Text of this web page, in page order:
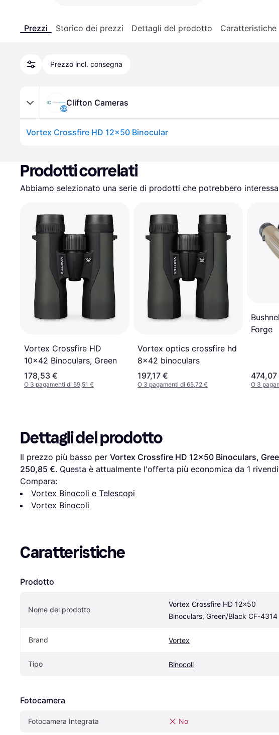
Prezzi Storico dei prezzi Dettagli del prodotto Caratteristiche
Prezzo incl. consegna
Clifton Cameras
Vortex Crossfire HD 12x50 Binocular
Prodotti correlati
Abbiamo selezionato una serie di prodotti che potrebbero
Vortex Crossfire HD
10x42 Binoculars, Green
178,53 €
O 3 pagamenti di 59,51 €
Vortex optics crossfire hd
8x42 binoculars
197,17 €
O 3 pagamenti di 65,72 €
Forge
474,07
O 3
Dettagli del prodotto
Il prezzo più basso per Vortex Crossfire HD 12x50 Binoculars,
250,85 €. Questa è attualmente l'offerta più economica da 1
Compara:
Vortex Binocoli e Telescopi
Vortex Binocoli
Caratteristiche
Prodotto
Nome del prodotto
Vortex Crossfire HD 12x50
Binoculars, Green/Black CF-4314
Brand Vortex
Tipo Binocoli
Fotocamera
Fotocamera Integrata No